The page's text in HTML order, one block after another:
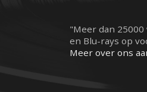
"Meer dan 25000
en Blu-rays op
Meer over ons